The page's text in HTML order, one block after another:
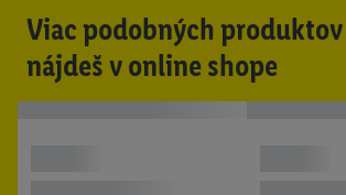
Viac podobných produktov
nájdeš v online shope